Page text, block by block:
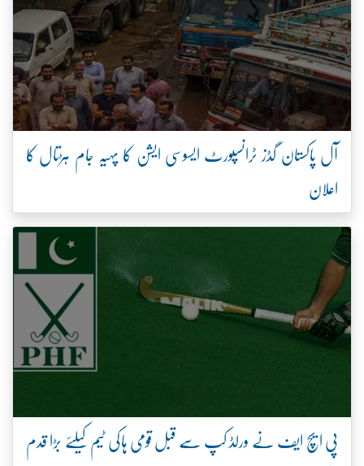
آل پاکستان گڈز ٹرانسپورٹ ایسوسی ایشن کا پہیہ جام ہڑتال کا
اعلان
پی ایچ ایف نے ورلڈ کپ سے قبل قومی ہاکی ٹیم کیلئے بڑا قدم